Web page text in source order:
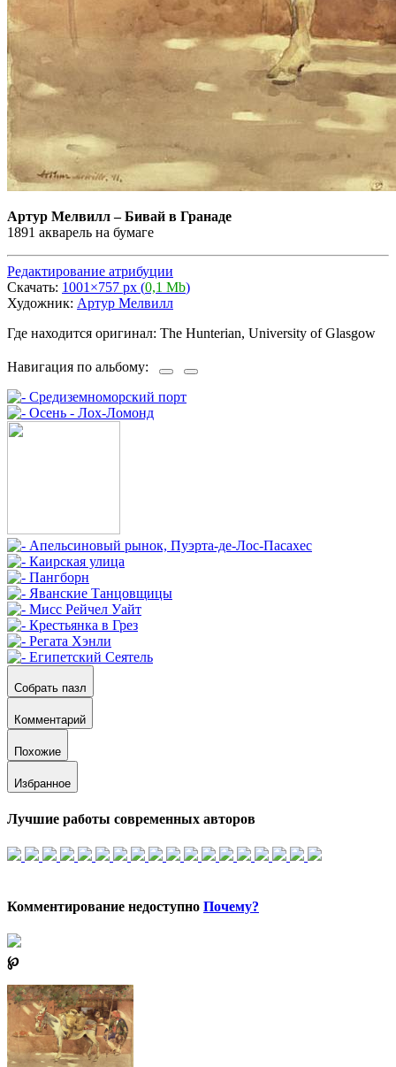
Артур Мелвилл–Бивай в Гранаде
1891 акварель на бумаге
Редактирование атрибуции
Скачать: 1001×757 px (0,1 Mb)
Художник: Артур Мелвилл
Где находится оригинал: The Hunterian, University of Glasgow
Навигация по альбому:
Собрать пазл
Комментарий
Похожие
Избранное
Лучшие работы современных авторов
Комментирование недоступно Почему?
℘